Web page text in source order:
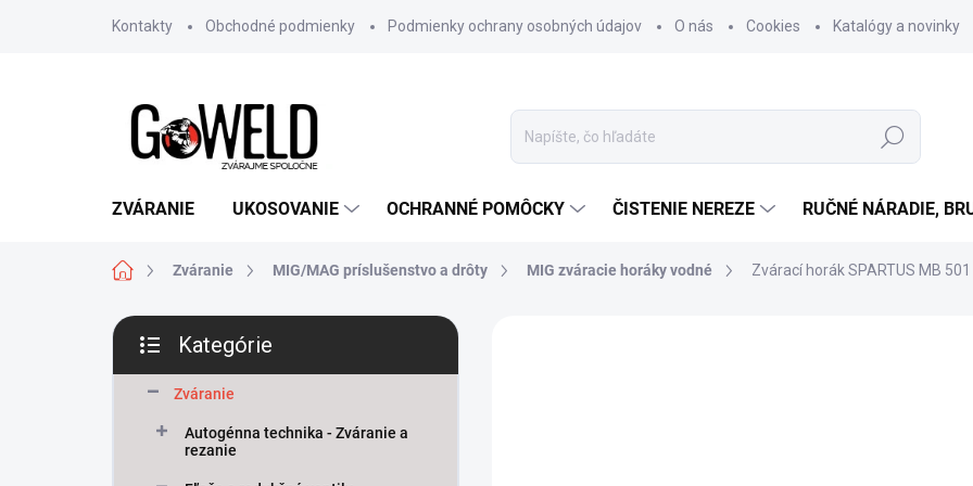
Kontakty
Obchodné podmienky Podmienky ochrany osobných údajov O nás Cookies Katalógy a novinky
Hľadať
ZVÁRANIE UKOSOVANIE OCHRANNÉ POMÔCKY ČISTENIE NEREZE RUČNÉ NÁRADIE,
DomovZváranie MIG/MAG príslušenstvo a drôty MIG zváracie horáky vodné Zvárací horák SPARTUS MB 501
Bočný panel
Preskočiť kategórie
Kategórie
Zváranie
Autogénna technika - Zváranie a
rezanie